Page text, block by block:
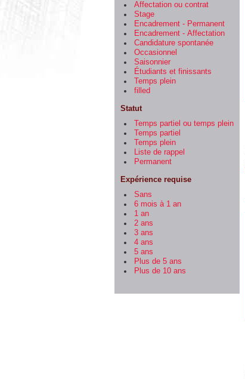
Affectation ou contrat
Stage
Encadrement - Permanent
Encadrement - Affectation
Candidature spontanée
Occasionnel
Saisonnier
Étudiants et finissants
Temps plein
filled
Statut
Temps partiel ou temps plein
Temps partiel
Temps plein
Liste de rappel
Permanent
Expérience requise
Sans
6 mois à 1 an
1 an
2 ans
3 ans
4 ans
5 ans
Plus de 5 ans
Plus de 10 ans